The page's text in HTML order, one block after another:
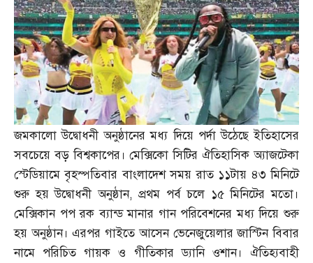
জমকালো উদ্বোধনী অনুষ্ঠানের মধ্য দিয়ে পর্দা উঠেছে ইতিহাসের
সবচেয়ে বড় বিশ্বকাপের। মেক্সিকো সিটির ঐতিহাসিক অ্যাজটেকা
স্টেডিয়ামে বৃহস্পতিবার বাংলাদেশ সময় রাত ১১টায় ৪৩ মিনিটে
শুরু হয় উদ্বোধনী অনুষ্ঠান,প্রথম পর্ব চলে ১৫ মিনিটের মতো।
মেক্সিকান পপ রক ব্যান্ড মানার গান পরিবেশনের মধ্য দিয়ে শুরু
হয় অনুষ্ঠান। এরপর গাইতে আসেন ভেনেজুয়েলার জাস্টিন বিবার
নামে পরিচিত গায়ক ও গীতিকার ড্যানি ওশান। ঐতিহ্যবাহী